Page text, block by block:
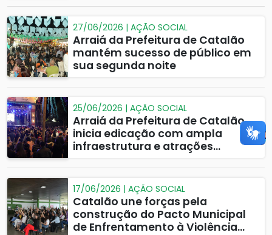
27/06/2026 | AÇÃO SOCIAL
Arraiá da Prefeitura de Catalão
mantém sucesso de público em
sua segunda noite
25/06/2026 | AÇÃO SOCIAL
Arraiá da Prefeitura de Catalão
inicia edicação com ampla
infraestrutura e atrações
17/06/2026 | AÇÃO SOCIAL
Catalão une forças pela
construção do Pacto Municipal
de Enfrentamento à Violência